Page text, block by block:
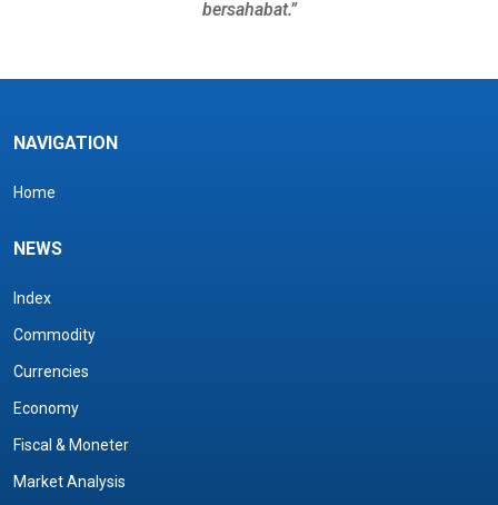
bersahabat.”
NAVIGATION
Home
NEWS
Index
Commodity
Currencies
Economy
Fiscal & Moneter
Market Analysis